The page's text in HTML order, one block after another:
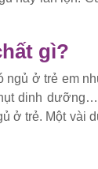
gì?
ở trẻ em
dinh
ở trẻ. Một vài